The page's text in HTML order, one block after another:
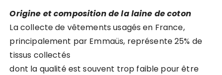
Origine et composition de la laine de coton
La collecte de vêtements usagés en France,
principalement par Emmaüs, représente 25% de
tissus collectés
dont la qualité est souvent trop faible pour être